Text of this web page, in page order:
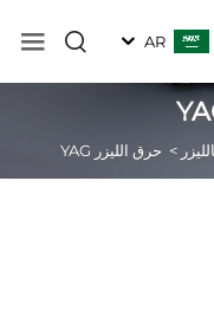
AR
> حرق الليزر YAG